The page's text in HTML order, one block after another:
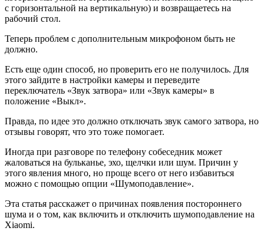
с горизонтальной на вертикальную) и возвращаетесь на
рабочий стол.
Теперь проблем с дополнительным микрофоном быть не
должно.
Есть еще один способ, но проверить его не получилось. Для
этого зайдите в настройки камеры и переведите
переключатель «Звук затвора» или «Звук камеры» в
положение «Выкл».
Правда, по идее это должно отключать звук самого затвора, но
отзывы говорят, что это тоже помогает.
Иногда при разговоре по телефону собеседник может
жаловаться на бульканье, эхо, щелчки или шум. Причин у
этого явления много, но проще всего от него избавиться
можно с помощью опции «Шумоподавление».
Эта статья расскажет о причинах появления постороннего
шума и о том, как включить и отключить шумоподавление на
Xiaomi.